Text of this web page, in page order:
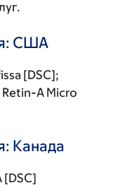
США
[DSC];
A Micro
Канада
[DSC]